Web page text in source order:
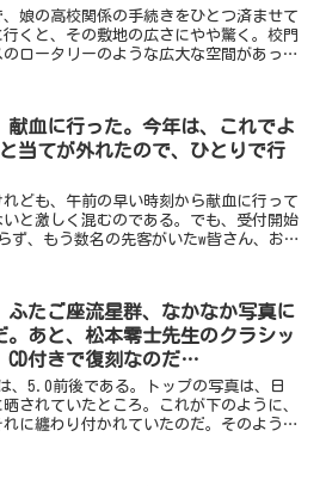
娘の高校関係の手続きをひとつ済ませて
くと、その敷地の広さにやや驚く。校門
ロータリーのような広大な空間があっ
献血に行った。今年は、これでよ
当てが外れたので、ひとりで行
ども、午前の早い時刻から献血に行って
と激しく混むのである。でも、受付開始
ず、もう数名の先客がいたw皆さん、お
ふたご座流星群、なかなか写真に
。あと、松本零士先生のクラシッ
CD付きで復刻なのだ…
、5.0前後である。トップの写真は、日
されていたところ。これが下のように、
に纏わり付かれていたのだ。そのように